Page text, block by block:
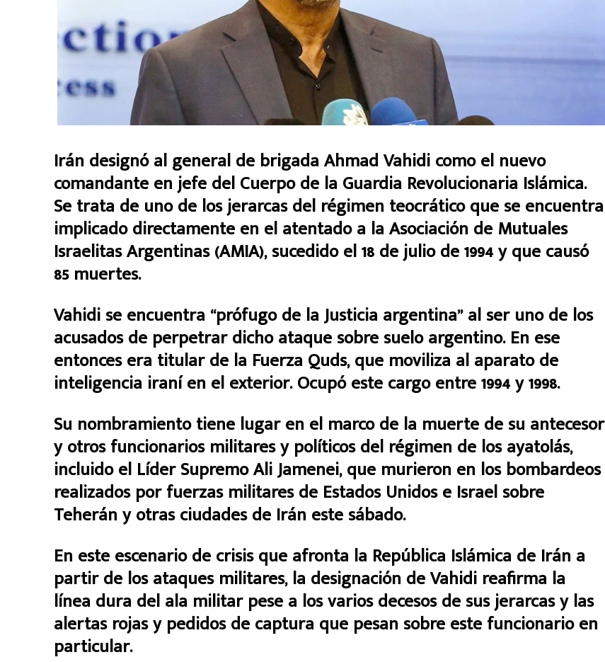
Irán designó al general de brigada Ahmad Vahidi como el nuevo
comandante en jefe del Cuerpo de la Guardia Revolucionaria Islámica.
Se trata de uno de los jerarcas del régimen teocrático que se encuentra
implicado directamente en el atentado a la Asociación de Mutuales
Israelitas Argentinas (AMIA), sucedido el 18 de julio de 1994 y que causó
85 muertes.
Vahidi se encuentra “prófugo de la Justicia argentina” al ser uno de los
acusados de perpetrar dicho ataque sobre suelo argentino. En ese
entonces era titular de la Fuerza Quds, que moviliza al aparato de
inteligencia iraní en el exterior. Ocupó este cargo entre 1994 y 1998.
Su nombramiento tiene lugar en el marco de la muerte de su antecesor
y otros funcionarios militares y políticos del régimen de los ayatolás,
incluido el Líder Supremo Ali Jamenei, que murieron en los bombardeos
realizados por fuerzas militares de Estados Unidos e Israel sobre
Teherán y otras ciudades de Irán este sábado.
En este escenario de crisis que afronta la República Islámica de Irán a
partir de los ataques militares, la designación de Vahidi reafirma la
línea dura del ala militar pese a los varios decesos de sus jerarcas y las
alertas rojas y pedidos de captura que pesan sobre este funcionario en
particular.